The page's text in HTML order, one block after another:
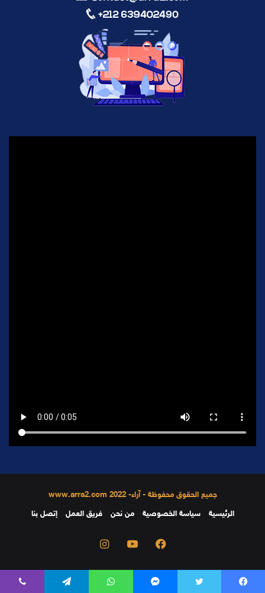
جميع الحقوق محفوظة - آراء- 2022 www.arra2.com
الرئيسية
سياسة الخصوصية من نحن فريق العمل إتصل بنا
فيسبوك يوتيوب